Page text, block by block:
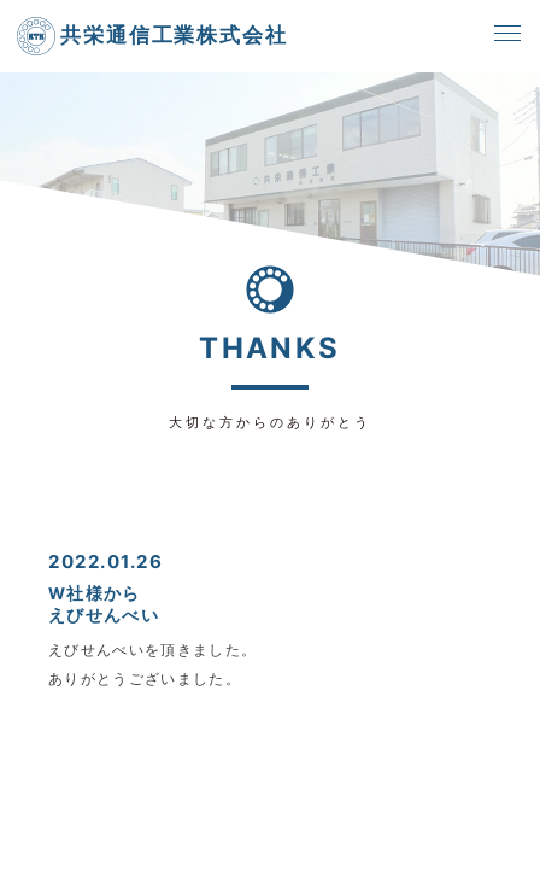
共栄通信工業株式会社
THANKS
大切な方からのありがとう
2022.01.26
W社様から
えびせんべい
えびせんべいを頂きました。
ありがとうございました。